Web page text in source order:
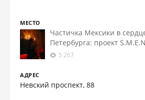
МЕСТО
Частичка Мексики в
Петербурга: проект
5 267
АДРЕС
Невский проспект, 88